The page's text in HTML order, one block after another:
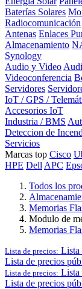
Baterías Solares
Radiocomunicación
Antenas Enlaces
Almacenamiento
Synology
Audio y Video
Videoconferencia
Servidores
IoT / GPS /
Accesorios IoT
Industria / BMS
Deteccion de
Servicios
Marcas top Cisco
HPE Dell APC
Todos los
Memorias
Modulo de
Memorias
Lista de precios: Lista
Lista de precios
Lista de precios: Lista
Lista de precios